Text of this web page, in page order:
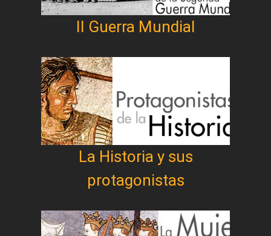
II Guerra Mundial
La Historia y sus
protagonistas